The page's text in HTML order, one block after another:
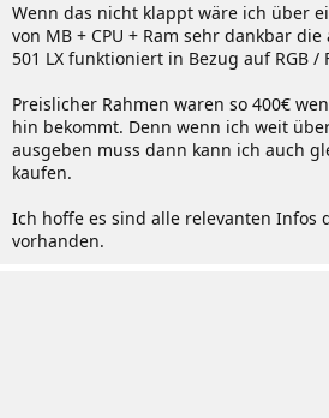
Wenn das nicht klappt wäre ich über
von MB + CPU + Ram sehr dankbar
501 LX funktioniert in Bezug auf RGB /
Preislicher Rahmen waren so 400€
hin bekommt. Denn wenn ich weit
ausgeben muss dann kann ich auch
kaufen.
Ich hoffe es sind alle relevanten Infos
vorhanden.